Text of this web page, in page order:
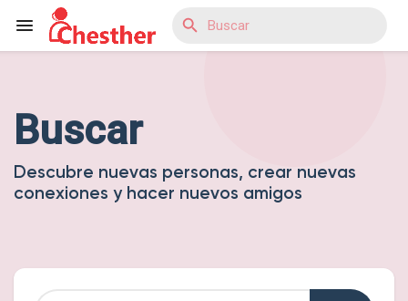
Discover Blogs
Buscar
Descubre nuevas personas, crear nuevas
conexiones y hacer nuevos amigos